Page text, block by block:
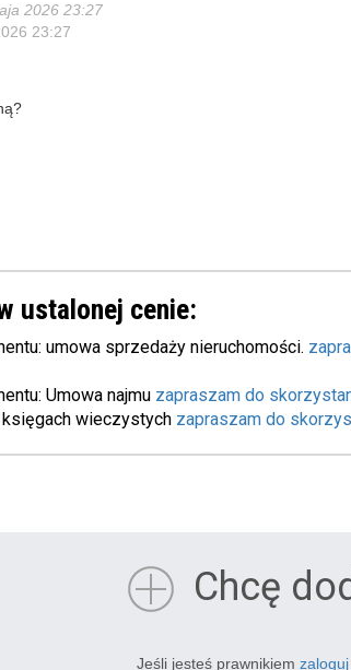
2026 23:27
23:27
ustalonej cenie:
umowa sprzedaży nieruchomości.
Umowa najmu zapraszam do
wieczystych zapraszam do
Chcę
Jeśli jesteś prawnikiem